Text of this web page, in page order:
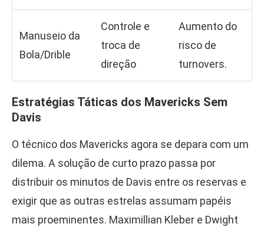
Manuseio da
Bola/Drible
Controle e
troca de
direção
Aumento do
risco de
turnovers.
Estratégias Táticas dos Mavericks Sem
Davis
O técnico dos Mavericks agora se depara com um
dilema. A solução de curto prazo passa por
distribuir os minutos de Davis entre os reservas e
exigir que as outras estrelas assumam papéis
mais proeminentes. Maximillian Kleber e Dwight